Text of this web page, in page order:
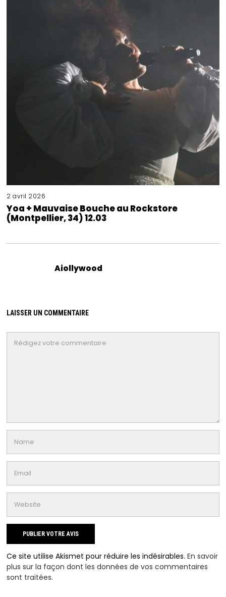
2 avril 2026
Yoa + Mauvaise Bouche au Rockstore
(Montpellier, 34) 12.03
Aiollywood
LAISSER UN COMMENTAIRE
Ce site utilise Akismet pour réduire les indésirables.En savoir
plus sur la façon dont les données de vos commentaires
sont traitées.